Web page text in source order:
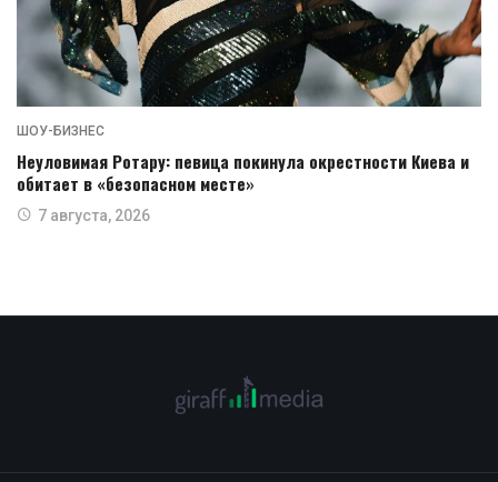
ШОУ-БИЗНЕС
Неуловимая Ротару: певица покинула окрестности Киева и
обитает в «безопасном месте»
7 августа, 2026